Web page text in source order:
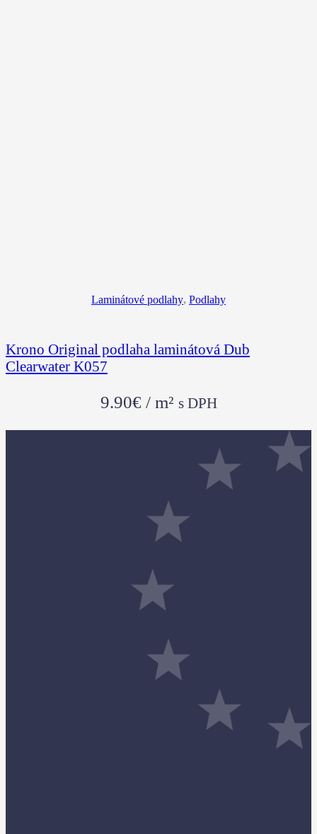
Laminátové podlahy, Podlahy
Krono Original podlaha laminátová Dub
Clearwater K057
9.90€ / m² s DPH